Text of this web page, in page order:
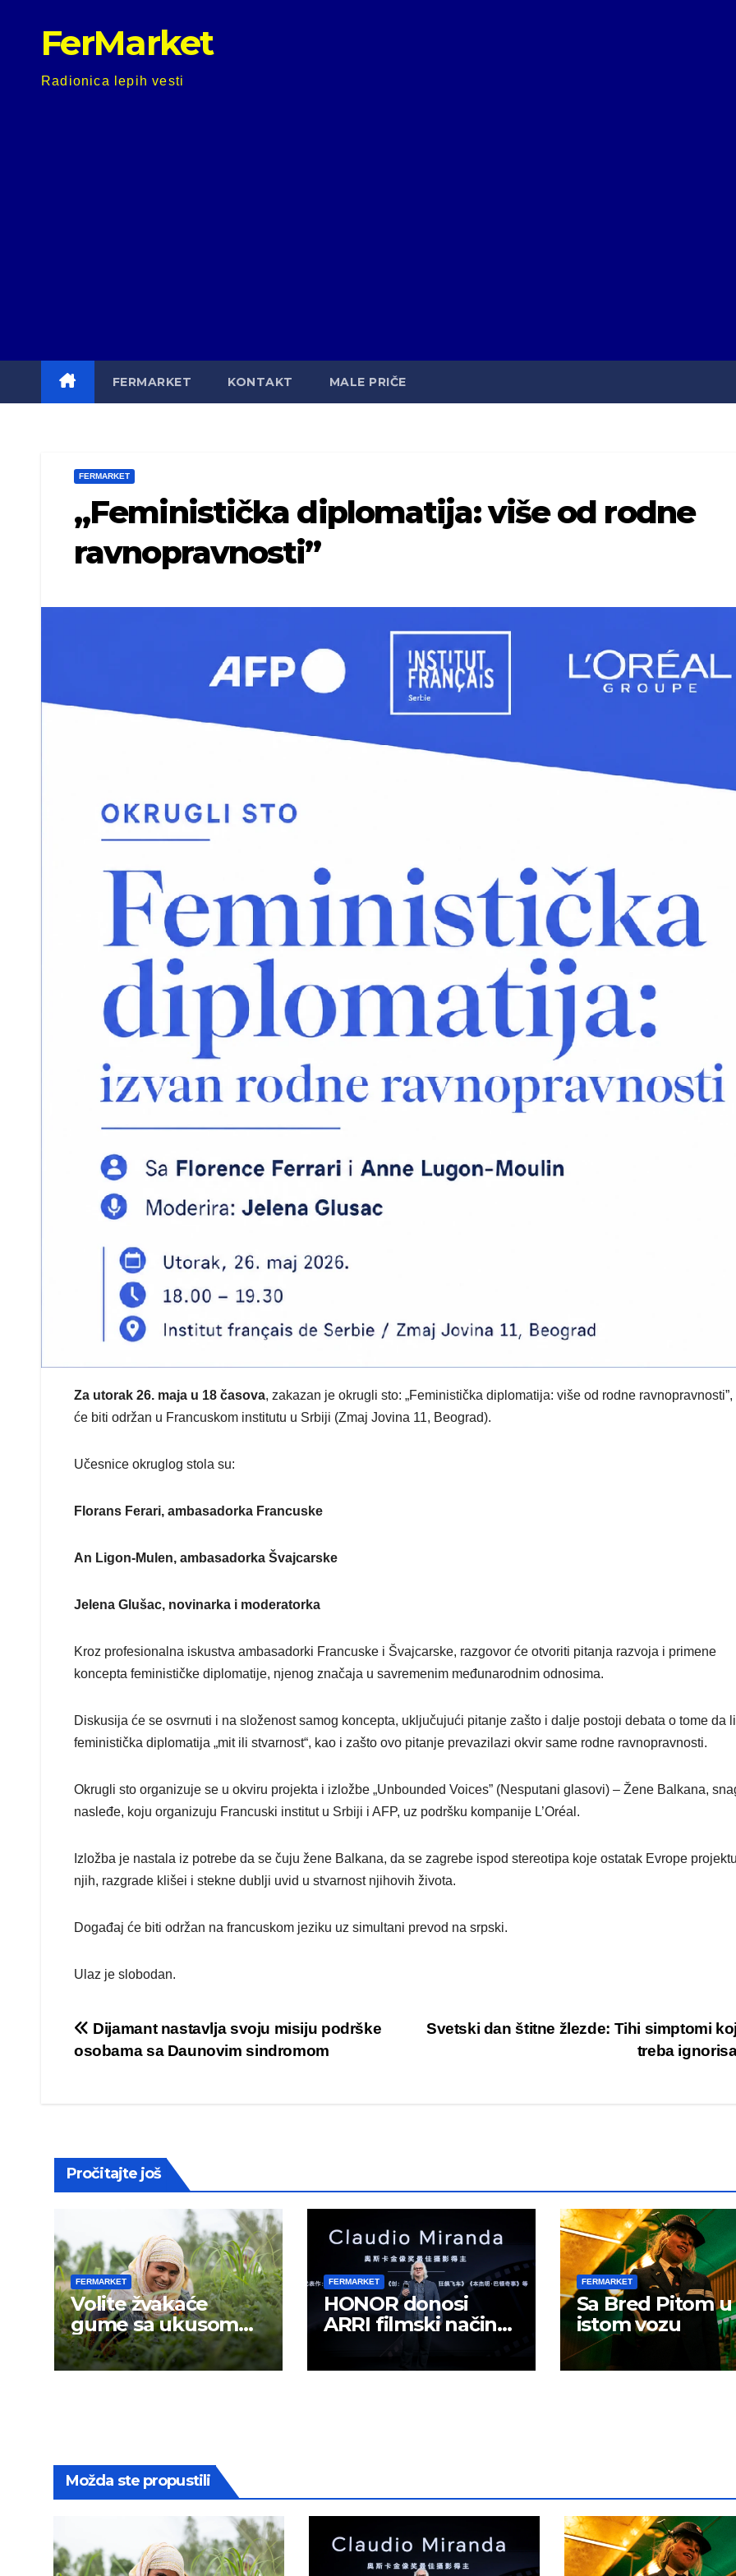
FerMarket
Radionica lepih vesti
FERMARKET KONTAKT MALE PRIČE
FERMARKET
„Feministička diplomatija: više od rodne
ravnopravnosti”
Za utorak 26. maja u 18 časova, zakazan je okrugli sto: „Feministička diplomatija: više od rodne ravnopravnosti”,
će biti održan u Francuskom institutu u Srbiji (Zmaj Jovina 11, Beograd).
Učesnice okruglog stola su:
Florans Ferari, ambasadorka Francuske
An Ligon-Mulen, ambasadorka Švajcarske
Jelena Glušac, novinarka i moderatorka
Kroz profesionalna iskustva ambasadorki Francuske i Švajcarske, razgovor će otvoriti pitanja razvoja i primene
koncepta feminističke diplomatije, njenog značaja u savremenim međunarodnim odnosima.
Diskusija će se osvrnuti i na složenost samog koncepta, uključujući pitanje zašto i dalje postoji debata o tome da
feministička diplomatija „mit ili stvarnost“, kao i zašto ovo pitanje prevazilazi okvir same rodne ravnopravnosti.
Okrugli sto organizuje se u okviru projekta i izložbe „Unbounded Voices” (Nesputani glasovi) – Žene Balkana,
nasleđe, koju organizuju Francuski institut u Srbiji i AFP, uz podršku kompanije L’Oréal.
Izložba je nastala iz potrebe da se čuju žene Balkana, da se zagrebe ispod stereotipa koje ostatak Evrope
njih, razgrade klišei i stekne dublji uvid u stvarnost njihovih života.
Događaj će biti održan na francuskom jeziku uz simultani prevod na srpski.
Ulaz je slobodan.
Post
Svetski dan štitne žlezde: Tihi simptomi
treba
Dijamant nastavlja svoju misiju podrške
osobama sa Daunovim sindromom
Pročitajte još
FERMARKET
Volite žvakaće
gume sa ukusom
mentola?
FERMARKET
HONOR donosi
ARRI filmski način
kreiranje sadržaja
FERMARKET
Sa Bred Pitom u
istom vozu
Novi film
Odiseja
širom
ali i
Možda ste propustili